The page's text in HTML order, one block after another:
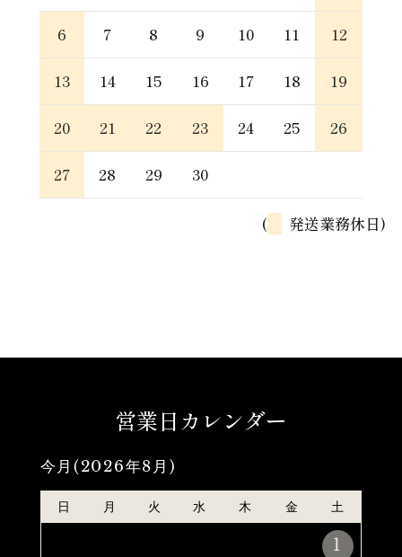
6 7 8 9 10 11 12
13 14 15 16 17 18 19
20 21 22 23 24 25 26
27 28 29 30
( 発送業務休日)
営業日カレンダー
今月(2026年8月)
日 月 火 水 木 金 土
1